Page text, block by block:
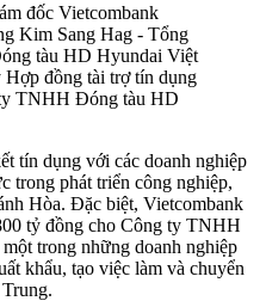
đốc Vietcombank
Kim Sang Hag - Tổng
tàu HD Hyundai Việt
đồng tài trợ tín dụng
TNHH Đóng tàu HD
tín dụng với các doanh nghiệp
trong phát triển công nghiệp,
Hòa. Đặc biệt, Vietcombank
tỷ đồng cho Công ty TNHH
trong những doanh nghiệp
khẩu, tạo việc làm và chuyển